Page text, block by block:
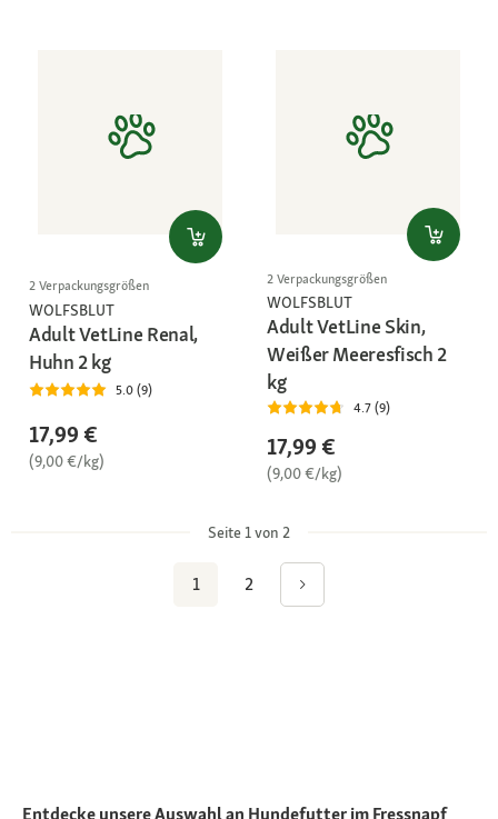
2 Verpackungsgrößen
WOLFSBLUT
Adult VetLine Renal,
Huhn 2 kg
5.0 (9)
17,99 €
(9,00 €/kg)
2 Verpackungsgrößen
WOLFSBLUT
Adult VetLine Skin,
Weißer Meeresfisch 2
kg
4.7 (9)
17,99 €
(9,00 €/kg)
Seite 1 von 2
1 2
Entdecke unsere Auswahl an Hundefutter im Fressnapf